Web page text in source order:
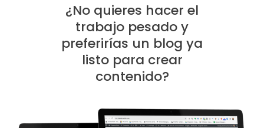
¿No quieres hacer el
trabajo pesado y
preferirías un blog ya
listo para crear
contenido?